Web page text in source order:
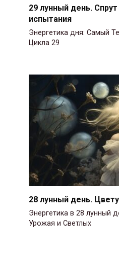
29 лунный день.
испытания
Энергетика дня: Самый
Цикла 29
28 лунный день.
Энергетика в 28 лунный
Урожая и Светлых